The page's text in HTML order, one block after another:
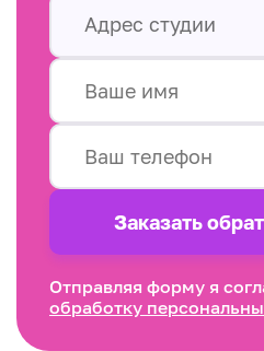
Адрес студии
Заказать
Отправляя форму я
обработку